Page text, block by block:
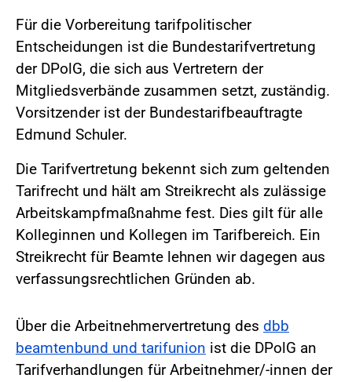
Für die Vorbereitung tarifpolitischer
Entscheidungen ist die Bundestarifvertretung
der DPolG, die sich aus Vertretern der
Mitgliedsverbände zusammen setzt, zuständig.
Vorsitzender ist der Bundestarifbeauftragte
Edmund Schuler.
Die Tarifvertretung bekennt sich zum geltenden
Tarifrecht und hält am Streikrecht als zulässige
Arbeitskampfmaßnahme fest. Dies gilt für alle
Kolleginnen und Kollegen im Tarifbereich. Ein
Streikrecht für Beamte lehnen wir dagegen aus
verfassungsrechtlichen Gründen ab.
Über die Arbeitnehmervertretung des dbb
beamtenbund und tarifunion ist die DPolG an
Tarifverhandlungen für Arbeitnehmer/-innen der